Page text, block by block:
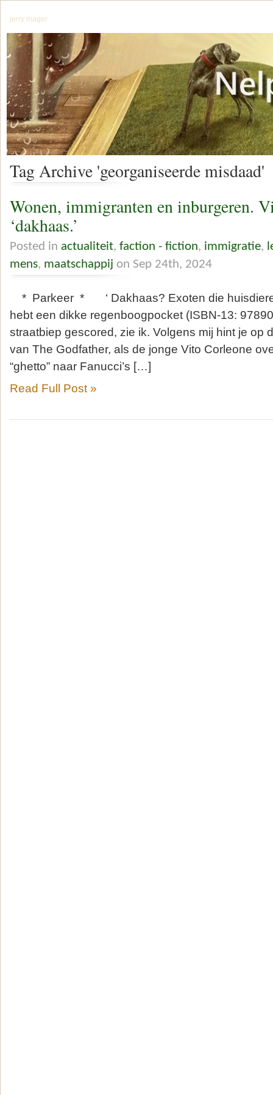
jerry mager
Tag Archive 'georganiseerde misdaad'
Wonen, immigranten en inburgeren.
‘dakhaas.’
Posted in actualiteit, faction - fiction, immigratie,
mens, maatschappij on Sep 24th, 2024
* Parkeer * ‘ Dakhaas? Exoten die
hebt een dikke regenboogpocket (ISBN-13:
straatbiep gescored, zie ik. Volgens mij hint je op
van The Godfather, als de jonge Vito Corleone
“ghetto” naar Fanucci’s […]
Read Full Post »